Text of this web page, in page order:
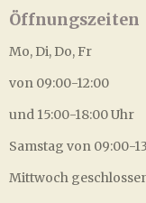
Öffnungszeiten
Mo, Di, Do, Fr
von 09:00-12:00
und 15:00-18:00 Uhr
Samstag von 09:00-
Mittwoch